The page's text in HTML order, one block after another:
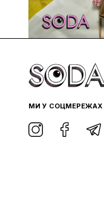
МИ У СОЦМЕРЕЖАХ